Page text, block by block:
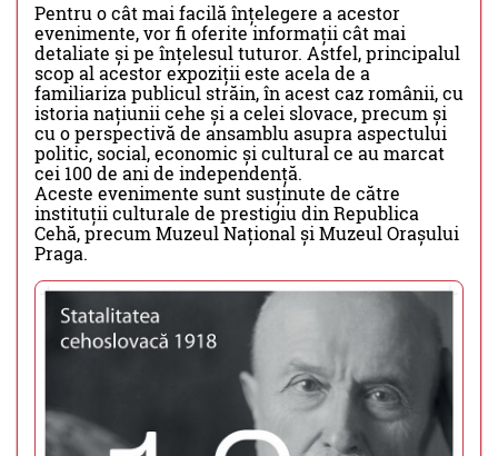
Pentru o cât mai facilă înțelegere a acestor
evenimente, vor fi oferite informații cât mai
detaliate și pe înțelesul tuturor. Astfel, principalul
scop al acestor expoziții este acela de a
familiariza publicul străin, în acest caz românii, cu
istoria națiunii cehe și a celei slovace, precum și
cu o perspectivă de ansamblu asupra aspectului
politic, social, economic și cultural ce au marcat
cei 100 de ani de independență.
Aceste evenimente sunt susținute de către
instituții culturale de prestigiu din Republica
Cehă, precum Muzeul Național și Muzeul Orașului
Praga.